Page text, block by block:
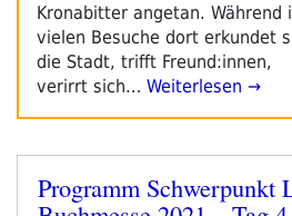
Kronabitter angetan. Während
vielen Besuche dort erkundet
die Stadt, trifft Freund:innen,
verirrt sich… Weiterlesen →
Veröffentlicht
am
Programm Schwerpunkt